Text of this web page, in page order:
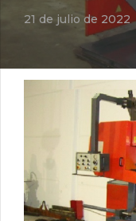
21 de julio de 2022